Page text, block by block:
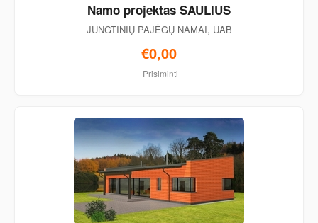
Namo projektas SAULIUS
JUNGTINIŲ PAJĖGŲ NAMAI, UAB
€0,00
Prisiminti